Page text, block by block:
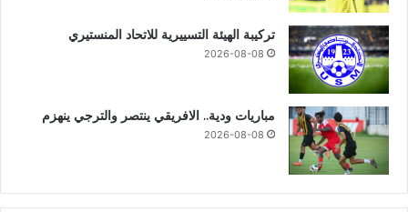
تركيبة الهيئة التسييرية للاتحاد المنستيري
2026-08-08
مباريات ودية.. الافريقي ينتصر والترجي ينهزم
2026-08-08